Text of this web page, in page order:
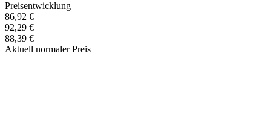
Preisentwicklung
86,92 €
92,29 €
88,39 €
Aktuell normaler Preis